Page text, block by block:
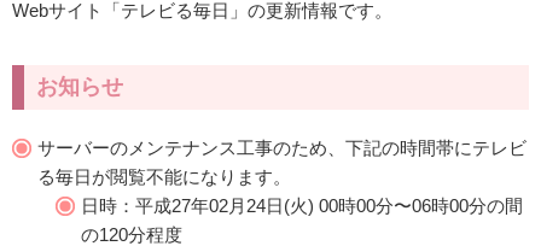
Webサイト「テレビる毎日」の更新情報です。
お知らせ
サーバーのメンテナンス工事のため、下記の時間帯にテレビ
る毎日が閲覧不能になります。
日時：平成27年02月24日(火) 00時00分〜06時00分の間
の120分程度